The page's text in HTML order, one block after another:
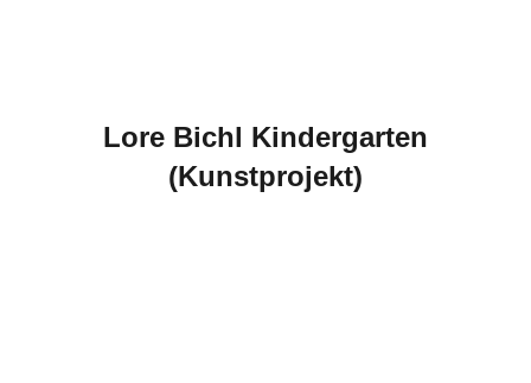
Lore Bichl Kindergarten
(Kunstprojekt)